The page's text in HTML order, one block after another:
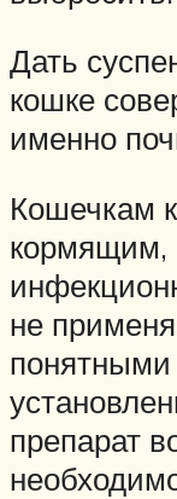
Дать
кошке
именно
Кошечкам
кормящим,
не
понятными
препарат